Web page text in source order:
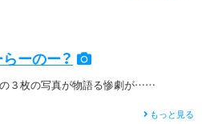
ーのー？
３枚の写真が物語る惨劇が……
もっと見る